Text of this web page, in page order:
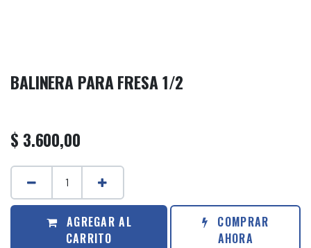
BALINERA PARA FRESA 1/2
$ 3.600,00
AGREGAR AL
CARRITO
COMPRAR
AHORA